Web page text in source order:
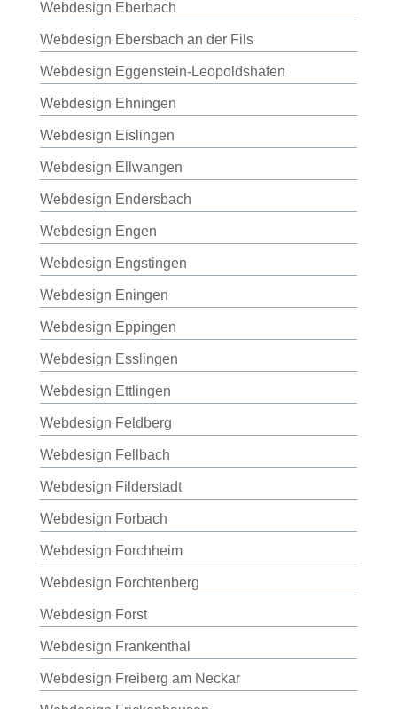
Webdesign Eberbach
Webdesign Ebersbach an der Fils
Webdesign Eggenstein-Leopoldshafen
Webdesign Ehningen
Webdesign Eislingen
Webdesign Ellwangen
Webdesign Endersbach
Webdesign Engen
Webdesign Engstingen
Webdesign Eningen
Webdesign Eppingen
Webdesign Esslingen
Webdesign Ettlingen
Webdesign Feldberg
Webdesign Fellbach
Webdesign Filderstadt
Webdesign Forbach
Webdesign Forchheim
Webdesign Forchtenberg
Webdesign Forst
Webdesign Frankenthal
Webdesign Freiberg am Neckar